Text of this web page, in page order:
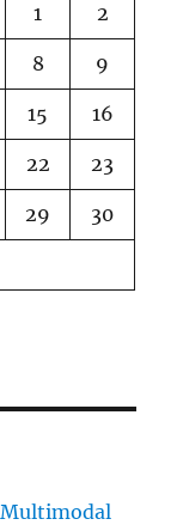
1 2
8 9
15 16
22 23
29 30